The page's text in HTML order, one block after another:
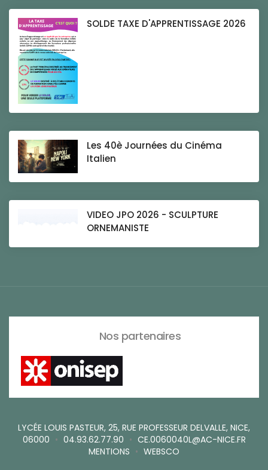
SOLDE TAXE D'APPRENTISSAGE 2026
Les 40è Journées du Cinéma
Italien
VIDEO JPO 2026 - SCULPTURE
ORNEMANISTE
Nos partenaires
LYCÉE LOUIS PASTEUR, 25, RUE PROFESSEUR DELVALLE, NICE,
06000 • 04.93.62.77.90 • CE.0060040L@AC-NICE.FR
MENTIONS • WEBSCO